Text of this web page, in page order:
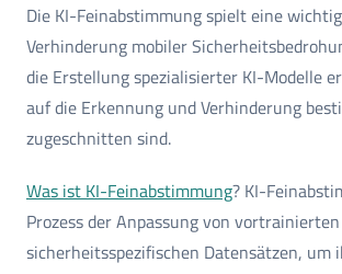
Die KI-Feinabstimmung spielt eine
Verhinderung mobiler
die Erstellung spezialisierter KI-Modelle
auf die Erkennung und Verhinderung
zugeschnitten sind.
Was ist KI-Feinabstimmung? KI-
Prozess der Anpassung von
sicherheitsspezifischen Datensätzen, um